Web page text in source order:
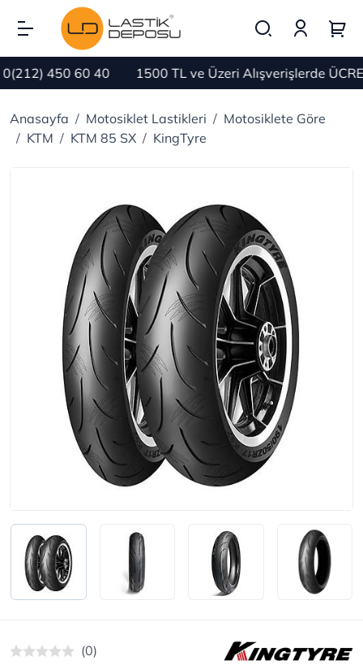
450 60 40 1500 TL ve Üzeri Alışverişlerde
Anasayfa Motosiklet Lastikleri
Motosiklete Göre
KTM
KTM 85 SX KingTyre
(0)